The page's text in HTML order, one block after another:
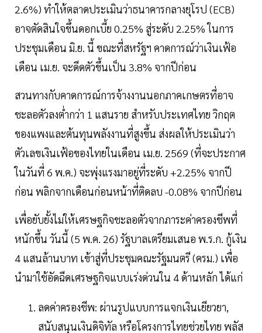
2.6%) ทำให้ตลาดประเมินว่าธนาคารกลางยุโรป (ECB)
อาจตัดสินใจขึ้นดอกเบี้ย 0.25% สู่ระดับ 2.25% ในการ
ประชุมเดือน มิ.ย. นี้ ขณะที่สหรัฐฯ คาดการณ์ว่าเงินเฟ้อ
เดือน เม.ย. จะดีดตัวขึ้นเป็น 3.8% จากปีก่อน
สวนทางกับคาดการณ์การจ้างงานนอกภาคเกษตรที่อาจ
ชะลอตัวลงต่ำกว่า 1 แสนราย สำหรับประเทศไทย วิกฤต
ของแพงและต้นทุนพลังงานที่สูงขึ้น ส่งผลให้ประเมินว่า
ตัวเลขเงินเฟ้อของไทยในเดือน เม.ย. 2569 (ที่จะประกาศ
ในวันที่ 6 พ.ค.) จะพุ่งแรงมาอยู่ที่ระดับ +2.25% จากปี
ก่อน พลิกจากเดือนก่อนหน้าที่ติดลบ -0.08% จากปีก่อน
เพื่อยับยั้งไม่ให้เศรษฐกิจชะลอตัวจากภาระค่าครองชีพที่
หนักขึ้น วันนี้ (5 พ.ค. 26) รัฐบาลเตรียมเสนอ พ.ร.ก. กู้เงิน
4 แสนล้านบาท เข้าสู่ที่ประชุมคณะรัฐมนตรี (ครม.) เพื่อ
นำมาใช้อัดฉีดเศรษฐกิจแบบเร่งด่วนใน 4 ด้านหลัก ได้แก่
ลดค่าครองชีพ: ผ่านรูปแบบการแจกเงินเยียวยา,
สนับสนุนเงินดิจิทัล หรือโครงการไทยช่วยไทย พลัส